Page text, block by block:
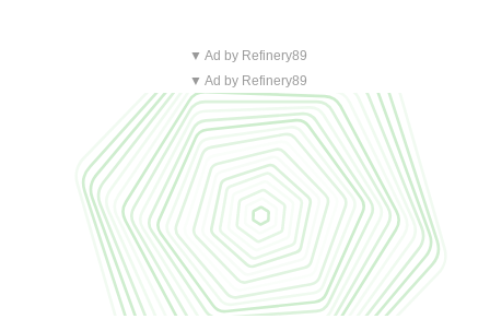
▼ Ad by Refinery89
▼ Ad by Refinery89